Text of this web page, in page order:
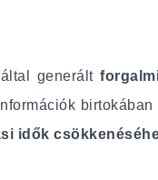
által generált
birtokában
idők